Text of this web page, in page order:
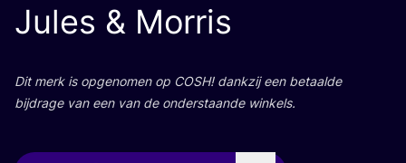
Jules & Morris
Dit merk is opge­no­men op COSH! dank­zij een betaal­de
bij­dra­ge van een van de onder­staan­de winkels.